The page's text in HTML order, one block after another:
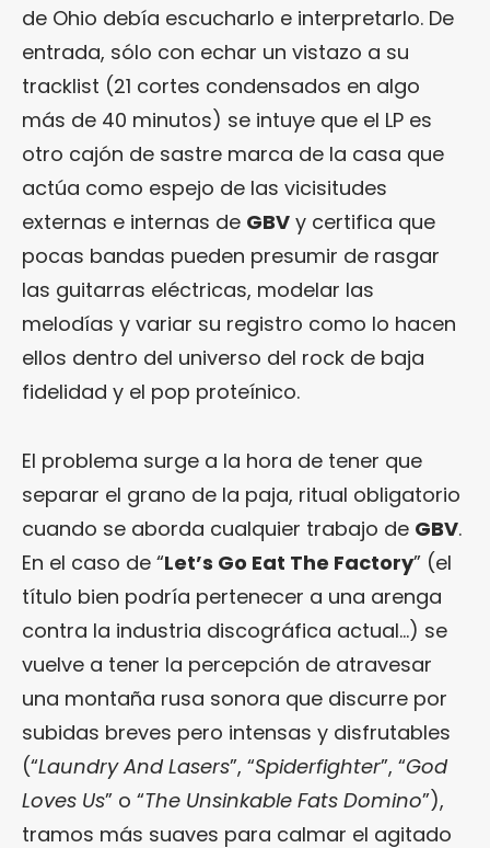
de Ohio debía escucharlo e interpretarlo. De
entrada, sólo con echar un vistazo a su
tracklist (21 cortes condensados en algo
más de 40 minutos) se intuye que el LP es
otro cajón de sastre marca de la casa que
actúa como espejo de las vicisitudes
externas e internas de GBV y certifica que
pocas bandas pueden presumir de rasgar
las guitarras eléctricas, modelar las
melodías y variar su registro como lo hacen
ellos dentro del universo del rock de baja
fidelidad y el pop proteínico.
El problema surge a la hora de tener que
separar el grano de la paja, ritual obligatorio
cuando se aborda cualquier trabajo de GBV.
En el caso de “Let’s Go Eat The Factory” (el
título bien podría pertenecer a una arenga
contra la industria discográfica actual…) se
vuelve a tener la percepción de atravesar
una montaña rusa sonora que discurre por
subidas breves pero intensas y disfrutables
(“Laundry And Lasers”, “Spiderfighter”, “God
Loves Us” o “The Unsinkable Fats Domino”),
tramos más suaves para calmar el agitado